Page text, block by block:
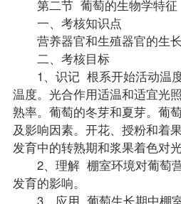
第二节 葡萄的生物学特征
一、考核知识点
营养器官和生殖器官的生长
二、考核目标
1、识记 根系开始活动温度
温度。光合作用适温和适宜光
熟率。葡萄的冬芽和夏芽。葡
及影响因素。开花、授粉和着
发育中的转熟期和浆果着色对
2、理解 棚室环境对葡萄营
发育的影响。
3、应用 葡萄生长期中棚室